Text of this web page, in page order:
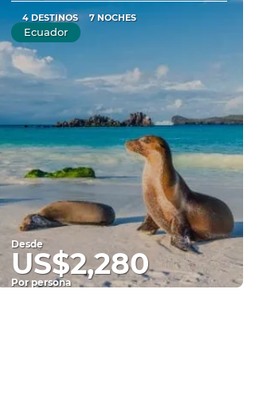
4 DESTINOS 7 NOCHES
Ecuador
Desde
US$2,280
Por persona